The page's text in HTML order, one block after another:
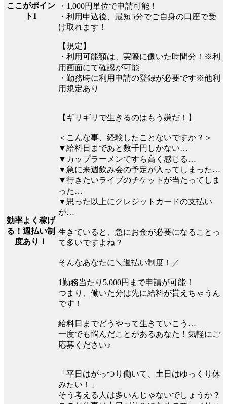
ここがポイン
ト1
・1,000円単位で申請可能！
・利用申込後、最短5分でご自身の口座で受
け取れます！
【規定】
・利用可能額は、実際に働いた時間分！※利
用画面にて確認が可能
・勤務時に利用申請の登録が必要です※他利
用規定あり
効率よく稼げ
る！週払い制
度あり！
【ギリギリで生きるのはもう嫌だ！】
＜こんな事、経験したことないですか？＞
▼給料日まであと数千円しかない…
▼カップラーメンですら高く感じる…
▼急に来週飲み会の予定が入ってしまった…
▼行きたいライブのチケットが当たってしま
った…
▼思った以上にクレジットカードの支払い
が…
生きていると、急にお金が必要になることっ
て多いですよね？
そんなあなたに＼週払い制度！／
1勤務当たり5,000円まで申請が可能！
つまり、働いた分は先に給料が貰えちゃうん
です！
給料日までどうやって生きていこう…
一度でも悩んだことがあるあなた！気軽にご
応募ください♪
「平日はがっつり働いて、土日はゆっくり休
みたい！」
そう考える人は多いんじゃないでしょうか？